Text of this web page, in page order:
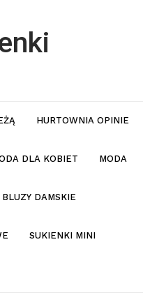
HURTOWNIA OPINIE
DLA KOBIET MODA
BLUZY DAMSKIE
SUKIENKI MINI